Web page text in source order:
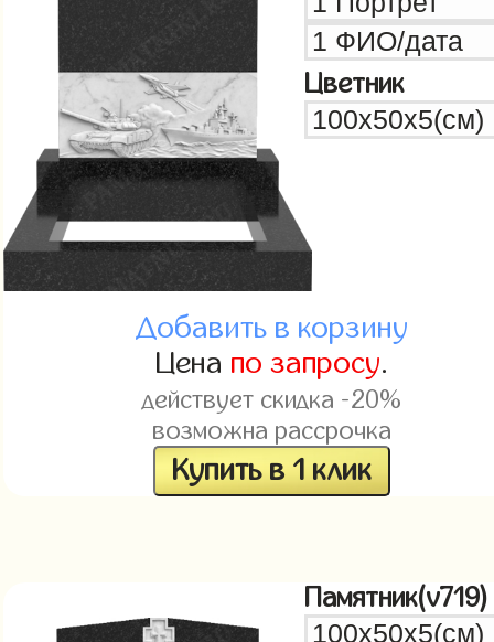
Цветник
Добавить в корзину
Цена по запросу.
действует скидка -20%
возможна рассрочка
Купить в 1 клик
Памятник(v719)